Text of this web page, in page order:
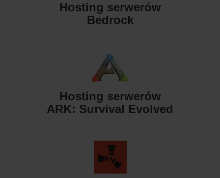
Hosting serwerów
Bedrock
Hosting serwerów
ARK: Survival Evolved